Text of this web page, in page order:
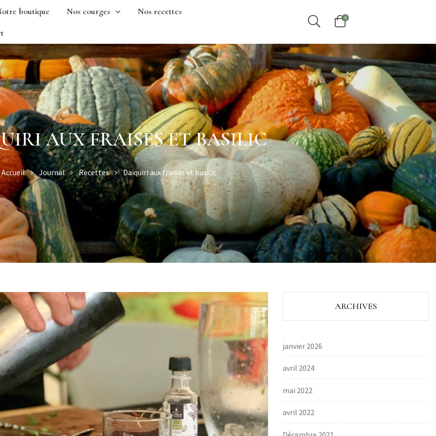
boutique Nos courges
Nos recettes
0
AUX FRAISES ET BASILIC
Accueil Journal Recettes Daiquiri aux fraises et basilic
ARCHIVES
janvier 2026
avril 2024
mai 2022
avril 2022